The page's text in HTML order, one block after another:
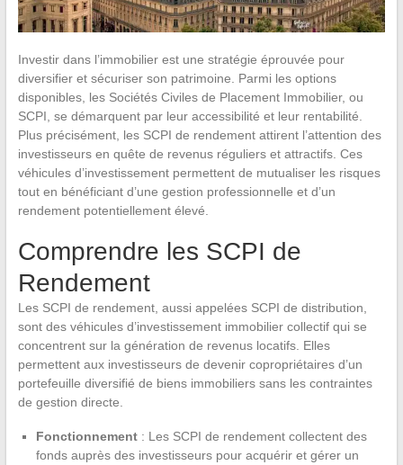
Investir dans l’immobilier est une stratégie éprouvée pour
diversifier et sécuriser son patrimoine. Parmi les options
disponibles, les Sociétés Civiles de Placement Immobilier, ou
SCPI, se démarquent par leur accessibilité et leur rentabilité.
Plus précisément, les SCPI de rendement attirent l’attention des
investisseurs en quête de revenus réguliers et attractifs. Ces
véhicules d’investissement permettent de mutualiser les risques
tout en bénéficiant d’une gestion professionnelle et d’un
rendement potentiellement élevé.
Comprendre les SCPI de
Rendement
Les SCPI de rendement, aussi appelées SCPI de distribution,
sont des véhicules d’investissement immobilier collectif qui se
concentrent sur la génération de revenus locatifs. Elles
permettent aux investisseurs de devenir copropriétaires d’un
portefeuille diversifié de biens immobiliers sans les contraintes
de gestion directe.
Fonctionnement: Les SCPI de rendement collectent des
fonds auprès des investisseurs pour acquérir et gérer un